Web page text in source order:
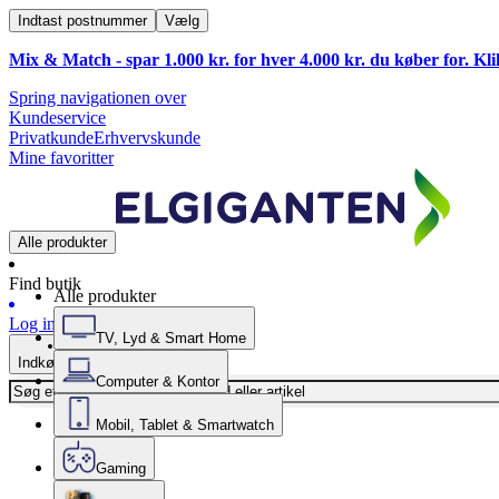
Indtast postnummer Vælg
Mix & Match - spar 1.000 kr. for hver 4.000 kr. du køber for.
Spring navigationen over
Kundeservice
PrivatkundeErhvervskunde
Mine favoritter
Alle produkter
Find butik
Log ind
Indkøbskurv
Alle produkter
TV, Lyd & Smart Home
Computer & Kontor
Mobil, Tablet & Smartwatch
Gaming